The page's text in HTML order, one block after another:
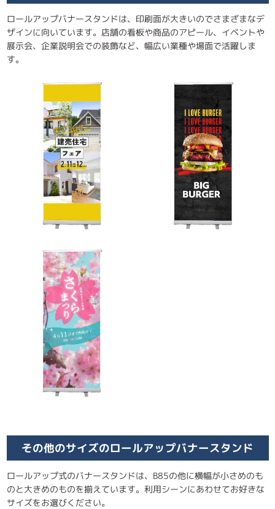
ロールアップバナースタンドは、印刷面が大きいのでさまざまなデ
ザインに向いています。店舗の看板や商品のアピール、イベントや
展示会、企業説明会での装飾など、幅広い業種や場面で活躍しま
す。
その他のサイズのロールアップバナースタンド
ロールアップ式のバナースタンドは、B85の他に横幅が小さめのも
のと大きめのものを揃えています。利用シーンにあわせてお好きな
サイズをお選びください。